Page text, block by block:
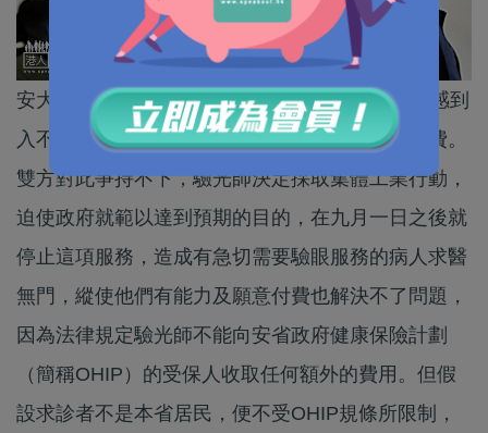
安大略省的驗光師(optometrists)因經營成本增加感到
入不敷出，向安省政府提出建議，要求調高服務費。
雙方對此爭持不下，驗光師決定採取集體工業行動，
迫使政府就範以達到預期的目的，在九月一日之後就
停止這項服務，造成有急切需要驗眼服務的病人求醫
無門，縱使他們有能力及願意付費也解決不了問題，
因為法律規定驗光師不能向安省政府健康保險計劃
（簡稱OHIP）的受保人收取任何額外的費用。但假
設求診者不是本省居民，便不受OHIP規條所限制，